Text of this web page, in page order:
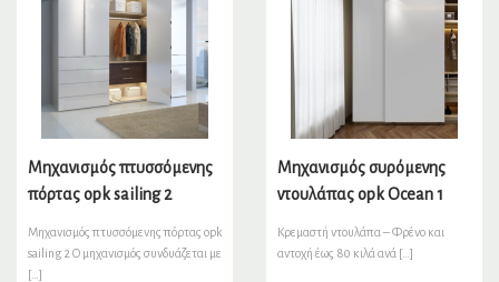
Μηχανισμός πτυσσόμενης
πόρτας opk sailing 2
Μηχανισμός πτυσσόμενης πόρτας opk
sailing 2 Ο μηχανισμός συνδυάζεται με
[…]
Μηχανισμός συρόμενης
ντουλάπας opk Ocean 1
Κρεμαστή ντουλάπα – Φρένο και
αντοχή έως 80 κιλά ανά […]